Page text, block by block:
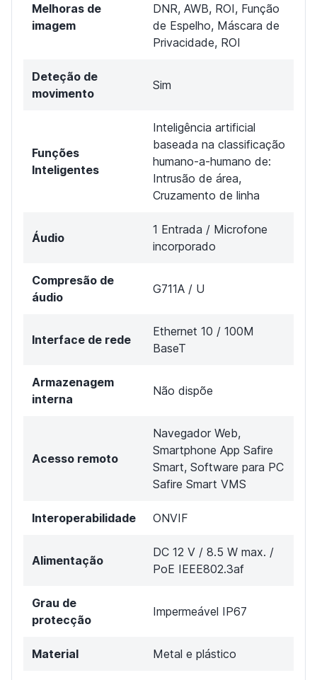
Melhoras de
imagem
DNR, AWB, ROI, Função
de Espelho, Máscara de
Privacidade, ROI
Deteção de
movimento
Sim
Funções
Inteligentes
Inteligência artificial
baseada na classificação
humano-a-humano de:
Intrusão de área,
Cruzamento de linha
Áudio
1 Entrada / Microfone
incorporado
Compresão de
áudio
G711A / U
Interface de rede
Ethernet 10 / 100M
BaseT
Armazenagem
interna
Não dispõe
Acesso remoto
Navegador Web,
Smartphone App Safire
Smart, Software para PC
Safire Smart VMS
Interoperabilidade ONVIF
Alimentação
DC 12 V / 8.5 W max. /
PoE IEEE802.3af
Grau de
protecção
Impermeável IP67
Material Metal e plástico